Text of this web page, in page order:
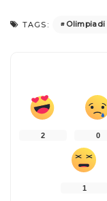
TAGS: Olimpiadi
2 0
1